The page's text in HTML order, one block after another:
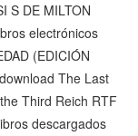
S DE MILTON
electrónicos
(EDICIÓN
The Last
Third Reich RTF
descargados